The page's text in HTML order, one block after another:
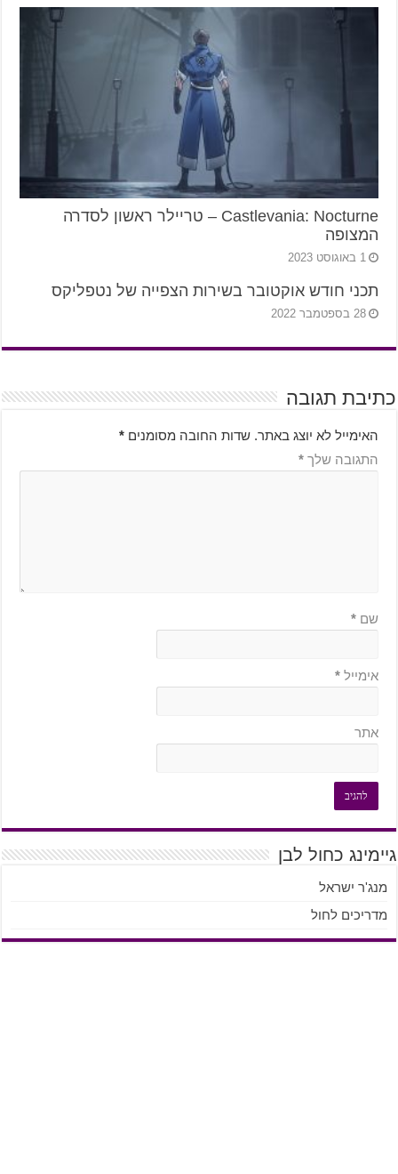
Castlevania: Nocturne – טריילר ראשון לסדרה
המצופה
1 באוגוסט 2023
תכני חודש אוקטובר בשירות הצפייה של נטפליקס
28 בספטמבר 2022
כתיבת תגובה
האימייל לא יוצג באתר. שדות החובה מסומנים *
התגובה שלך *
שם *
אימייל *
אתר
גיימינג כחול לבן
מנג'ר ישראל
מדריכים לחול